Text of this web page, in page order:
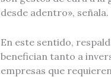
desde adentro», señala.
En este sentido,
benefician tanto a
empresas que